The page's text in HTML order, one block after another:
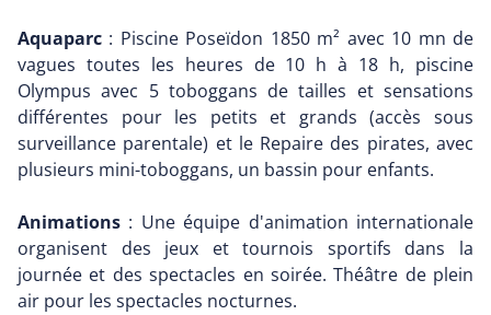
Aquaparc : Piscine Poseïdon 1850 m² avec 10 mn de
vagues toutes les heures de 10 h à 18 h, piscine
Olympus avec 5 toboggans de tailles et sensations
différentes pour les petits et grands (accès sous
surveillance parentale) et le Repaire des pirates, avec
plusieurs mini-toboggans, un bassin pour enfants.
Animations : Une équipe d'animation internationale
organisent des jeux et tournois sportifs dans la
journée et des spectacles en soirée. Théâtre de plein
air pour les spectacles nocturnes.